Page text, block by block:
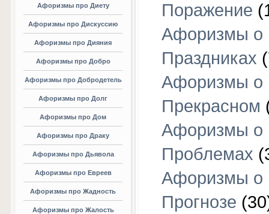
Афоризмы про Диету
Афоризмы про Дискуссию
Афоризмы про Дияния
Афоризмы про Добро
Афоризмы про Добродетель
Афоризмы про Долг
Афоризмы про Дом
Афоризмы про Драку
Афоризмы про Дьявола
Афоризмы про Евреев
Афоризмы про Жадность
Афоризмы про Жалость
Поражение
Афоризмы о
Праздниках
Афоризмы о
Прекрасном
Афоризмы о
Проблемах
Афоризмы о
Прогнозе